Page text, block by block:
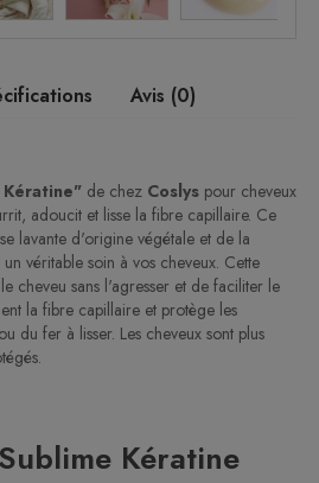
Avis (0)
de chezCoslyspour cheveux
adoucit et lisse la fibre capillaire. Ce
lavante d'origine végétale et de la
véritable soin à vos cheveux. Cette
cheveu sans l'agresser et de faciliter le
la fibre capillaire et protège les
du fer à lisser. Les cheveux sont plus
Kératine